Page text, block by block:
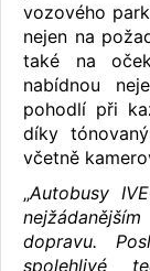
vozového
nejen na
také na
nabídnou
pohodlí při
díky
včetně
„Autobusy
dopravu.
spolehlivé